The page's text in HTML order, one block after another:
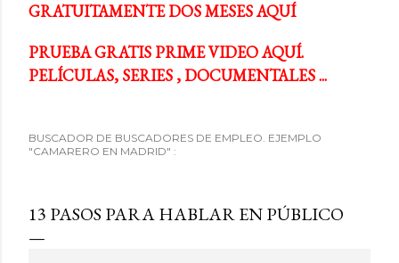
GRATUITAMENTE DOS MESES AQUÍ
PRUEBA GRATIS PRIME VIDEO AQUÍ.
PELÍCULAS, SERIES , DOCUMENTALES ...
BUSCADOR DE BUSCADORES DE EMPLEO. EJEMPLO
"CAMARERO EN MADRID" :
13 PASOS PARA HABLAR EN PÚBLICO